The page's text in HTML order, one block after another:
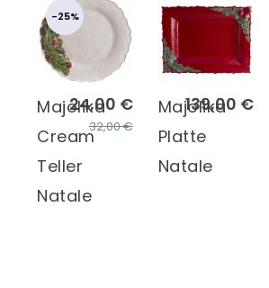
-25%
24,00 €
32,00 €
Majolika
Cream
Teller
Natale
139,00 €
Majolika
Platte
Natale